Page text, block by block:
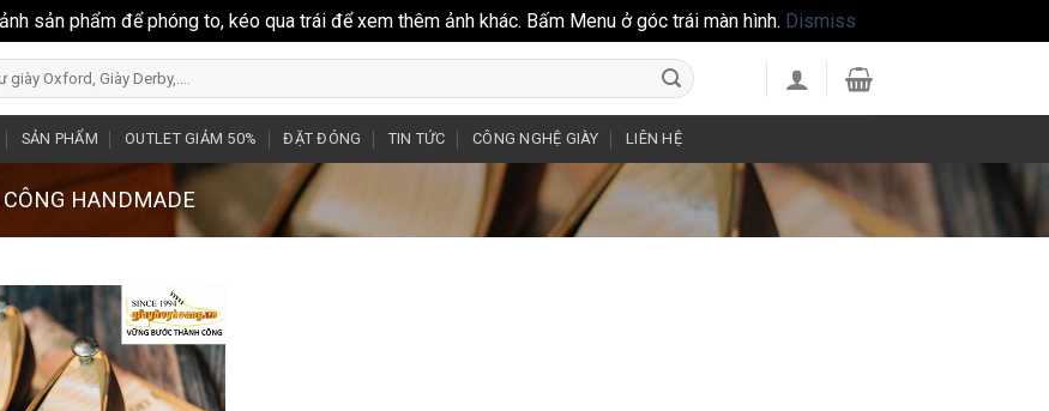
sản phẩm để phóng to, kéo qua trái để xem thêm ảnh khác. Bấm Menu ở góc trái màn hình. Dismiss
SẢN PHẨM OUTLET GIẢM 50% ĐẶT ĐÓNG TIN TỨC CÔNG NGHỆ GIÀY LIÊN HỆ
CÔNG HANDMADE